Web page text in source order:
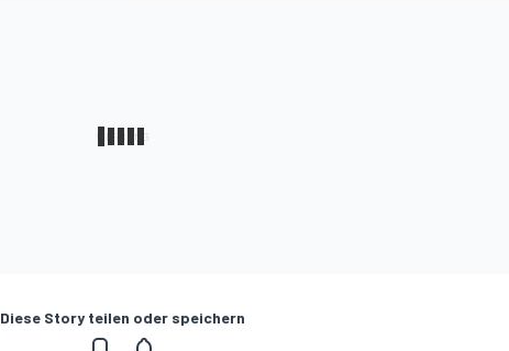
Diese Story teilen oder speichern